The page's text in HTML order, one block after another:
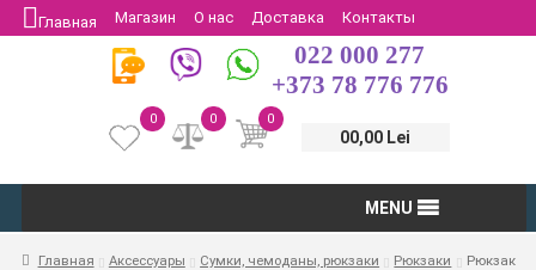
Главная Магазин О нас Доставка
Контакты
Защита потребителей
Возврат
022 000 277
+373 78 776 776
0
00,00 Lei
0
0
MENU
Главная Аксессуары Сумки, чемоданы, рюкзаки Рюкзаки
Рюкзак